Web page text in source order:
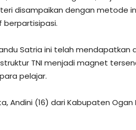
disampaikan dengan metode
berpartisipasi.
Satria ini telah mendapatkan
TNI menjadi magnet
pelajar.
Andini (16) dari Kabupaten